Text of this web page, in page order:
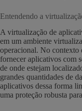
Entendendo a
A virtualização de
em um ambiente
operacional. No contexto
fornecer aplicativos com
de onde estejam
grandes quantidades de
aplicativos dessa forma
uma proteção robusta